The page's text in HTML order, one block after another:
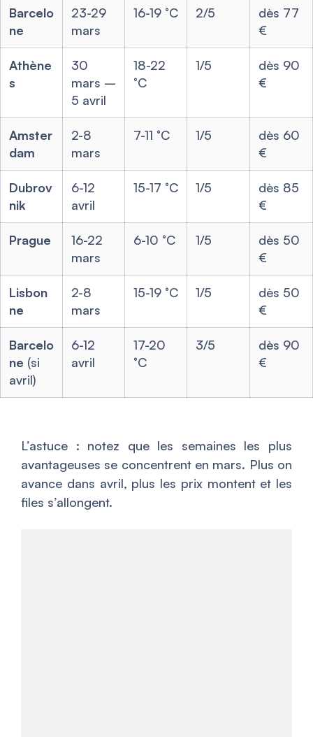
Barcelo
ne
23-29
mars
16-19 °C 2/5
dès 77
€
Athène
s
30
mars –
5 avril
18-22
°C
1/5
dès 90
€
Amster
dam
2-8
mars
7-11 °C 1/5
dès 60
€
Dubrov
nik
6-12
avril
15-17 °C 1/5
dès 85
€
Prague
16-22
mars
6-10 °C 1/5
dès 50
€
Lisbon
ne
2-8
mars
15-19 °C 1/5
dès 50
€
Barcelo
ne (si
avril)
6-12
avril
17-20
°C
3/5
dès 90
€
L’astuce : notez que les semaines les plus
avantageuses se concentrent en mars. Plus on
avance dans avril, plus les prix montent et les
files s’allongent.